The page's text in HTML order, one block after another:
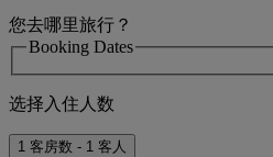
您去哪里旅行？
Booking Dates
选择入住人数
1 客房数 - 1 客人